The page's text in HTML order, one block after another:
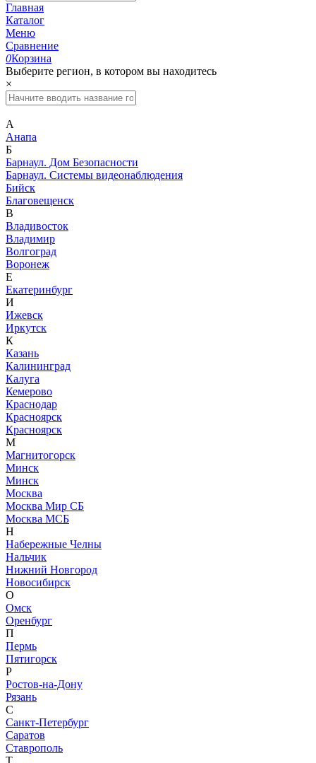
Главная
Каталог
Меню
Сравнение
0Корзина
Выберите регион, в котором вы находитесь
×
А
Анапа
Б
Барнаул. Дом Безопасности
Барнаул. Системы видеонаблюдения
Бийск
Благовещенск
В
Владивосток
Владимир
Волгоград
Воронеж
Е
Екатеринбург
И
Ижевск
Иркутск
К
Казань
Калининград
Калуга
Кемерово
Краснодар
Красноярск
Красноярск
М
Магнитогорск
Минск
Минск
Москва
Москва Мир СБ
Москва МСБ
Н
Набережные Челны
Нальчик
Нижний Новгород
Новосибирск
О
Омск
Оренбург
П
Пермь
Пятигорск
Р
Ростов-на-Дону
Рязань
С
Санкт-Петербург
Саратов
Ставрополь
Т